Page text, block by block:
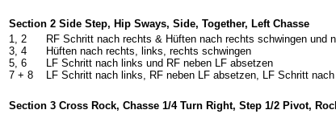
Section 2 Side Step, Hip Sways, Side, Together, Left Chasse
1, 2
3, 4
5, 6
7 + 8
RF Schritt nach rechts & Hüften nach rechts schwingen und
Hüften nach rechts, links, rechts schwingen
LF Schritt nach links und RF neben LF absetzen
LF Schritt nach links, RF neben LF absetzen, LF Schritt
Section 3 Cross Rock, Chasse 1/4 Turn Right, Step 1/2 Pivot,